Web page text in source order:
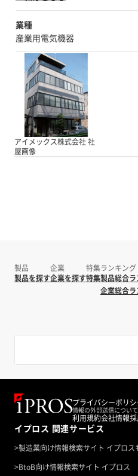
業種
産業用電気機器
アイメックス株式会社 社
屋画像
製品
製品を探す
企業
企業を探す
特集
特集
ランキング
製品総合
企業総合
プライバシーポリ
情報の外部送信について
利用規約会社情報
イプロス 関連サービス
>製造業向け情報検索サイト イプロス
>BtoB向け情報検索サイト イプロス